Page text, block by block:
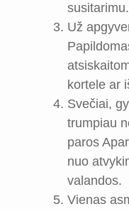
susitarimu.
Už
kortele ar
Svečiai,
trumpiau
paros
nuo
valandos.
Vienas